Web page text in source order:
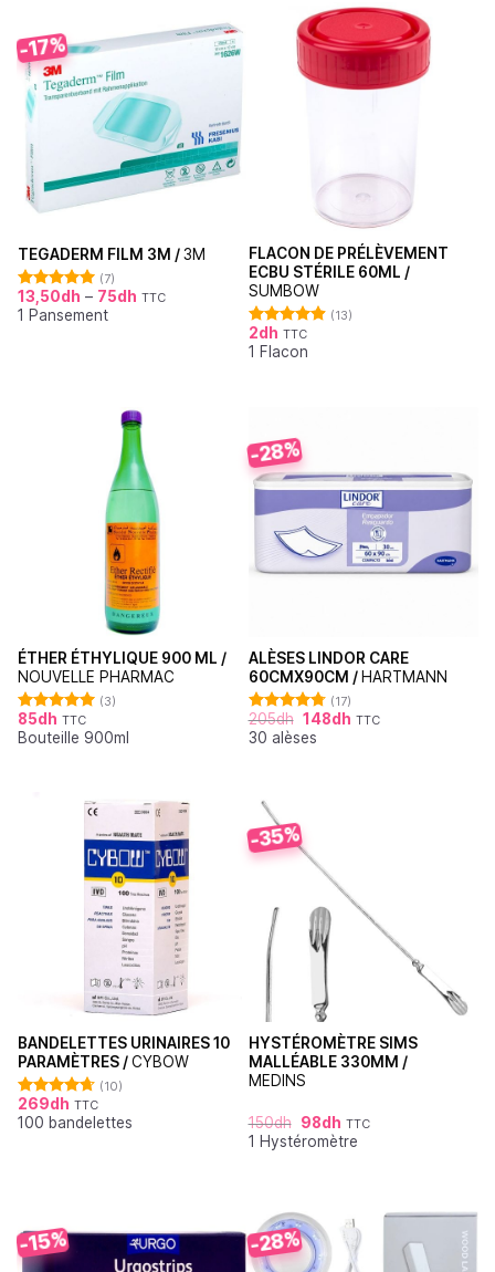
-17%
TEGADERM FILM 3M /3M
Note5.00
sur 5
(7)
13,50dh – 75dh TTC
1 Pansement
FLACON DE PRÉLÈVEMENT
ECBU STÉRILE 60ML /
SUMBOW
Note 4.92
sur 5
(13)
2dh TTC
1 Flacon
ÉTHER ÉTHYLIQUE 900 ML /
NOUVELLE PHARMAC
Note5.00
sur 5
(3)
85dh TTC
Bouteille 900ml
-28%
ALÈSES LINDOR CARE
60CMX90CM /HARTMANN
Note4.76
sur 5
(17)
205dh 148dh TTC
30 alèses
BANDELETTES URINAIRES 10
PARAMÈTRES /CYBOW
Note4.70
sur 5
(10)
269dh TTC
100 bandelettes
-35%
HYSTÉROMÈTRE SIMS
MALLÉABLE 330MM /
MEDINS
150dh 98dh TTC
1 Hystéromètre
-15% -28%